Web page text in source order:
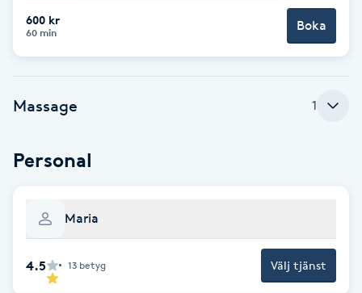
C
Celluliter
Coachning
600 kr
60 min Boka
Massage 1
Personal
Maria
4.5 13 betyg Välj tjänst